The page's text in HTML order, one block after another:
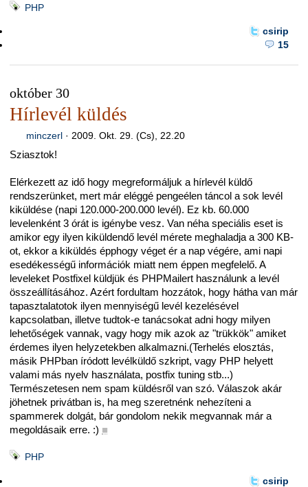
PHP
csirip
15
október 30
Hírlevél küldés
minczerl· 2009. Okt. 29. (Cs), 22.20
Sziasztok!
Elérkezett az idő hogy megreformáljuk a hírlevél küldő
rendszerünket, mert már eléggé pengeélen táncol a sok levél
kiküldése (napi 120.000-200.000 levél). Ez kb. 60.000
levelenként 3 órát is igénybe vesz. Van néha speciális eset is
amikor egy ilyen kiküldendő levél mérete meghaladja a 300 KB-
ot, ekkor a kiküldés épphogy véget ér a nap végére, ami napi
esedékességű információk miatt nem éppen megfelelő. A
leveleket Postfixel küldjük és PHPMailert használunk a levél
összeállításához. Azért fordultam hozzátok, hogy hátha van már
tapasztalatotok ilyen mennyiségű levél kezelésével
kapcsolatban, illetve tudtok-e tanácsokat adni hogy milyen
lehetőségek vannak, vagy hogy mik azok az "trükkök" amiket
érdemes ilyen helyzetekben alkalmazni.(Terhelés elosztás,
másik PHPban íródott levélküldő szkript, vagy PHP helyett
valami más nyelv használata, postfix tuning stb...)
Természetesen nem spam küldésről van szó. Válaszok akár
jöhetnek privátban is, ha meg szeretnénk nehezíteni a
spammerek dolgát, bár gondolom nekik megvannak már a
megoldásaik erre. :) ■
PHP
csirip